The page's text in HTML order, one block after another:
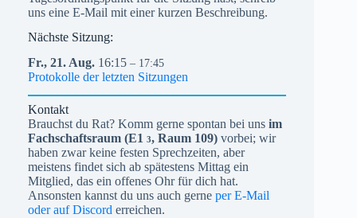
uns eine E-Mail mit einer kurzen Beschreibung.
Nächste Sitzung:
Fr., 21.Aug. 16:15 – 17:45
Protokolle der letzten Sitzungen
Kontakt
Brauchst du Rat? Komm gerne spontan bei uns im
Fachschaftsraum (E1 3, Raum 109) vorbei; wir
haben zwar keine festen Sprechzeiten, aber
meistens findet sich ab spätestens Mittag ein
Mitglied, das ein offenes Ohr für dich hat.
Ansonsten kannst du uns auch gerne per E-Mail
oder auf Discord erreichen.